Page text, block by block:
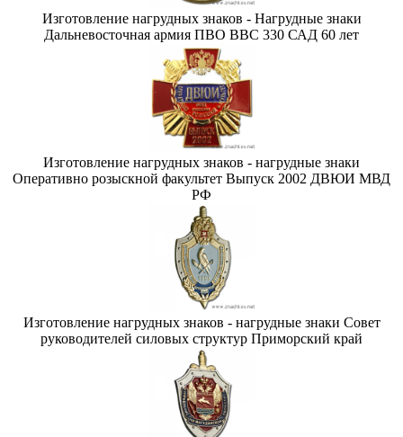
Изготовление нагрудных знаков - Нагрудные знаки
Дальневосточная армия ПВО ВВС 330 САД 60 лет
Изготовление нагрудных знаков - нагрудные знаки
Оперативно розыскной факультет Выпуск 2002 ДВЮИ МВД
РФ
Изготовление нагрудных знаков - нагрудные знаки Совет
руководителей силовых структур Приморский край